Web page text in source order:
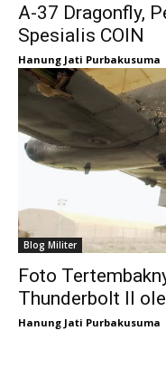
A-37 Dragonfly,
Spesialis COIN
Hanung Jati Purbakusuma
Blog Militer
Foto
Thunderbolt II
Hanung Jati Purbakusuma